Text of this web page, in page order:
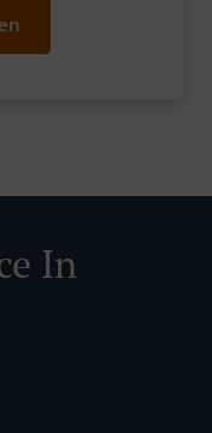
In